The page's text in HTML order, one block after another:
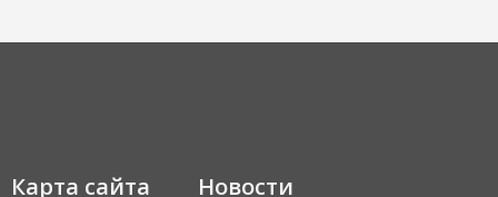
Карта сайта Новости